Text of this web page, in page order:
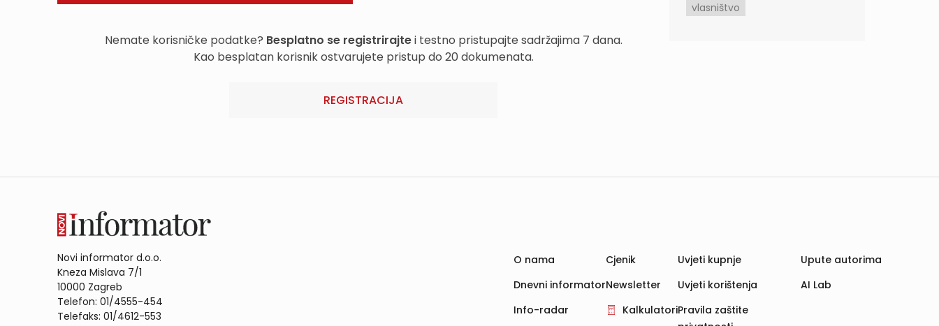
Nemate korisničke podatke? Besplatno se registrirajtei testno pristupajte sadržajima 7 dana.
Kao besplatan korisnik ostvarujete pristup do 20 dokumenata.
REGISTRACIJA
vlasništvo
Novi informator d.o.o.
Kneza Mislava 7/1
10000 Zagreb
Telefon: 01/4555-454
Telefaks: 01/4612-553
O nama
Dnevni informator
Info-radar
Cjenik
Newsletter
Kalkulatori
Uvjeti kupnje
Uvjeti korištenja
Pravila zaštite
Upute autorima
AI Lab